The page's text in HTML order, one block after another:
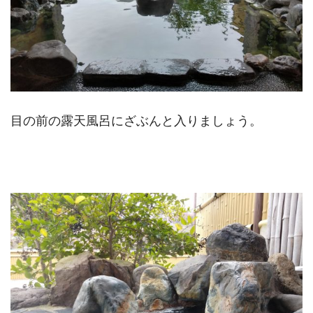
目の前の露天風呂にざぶんと入りましょう。